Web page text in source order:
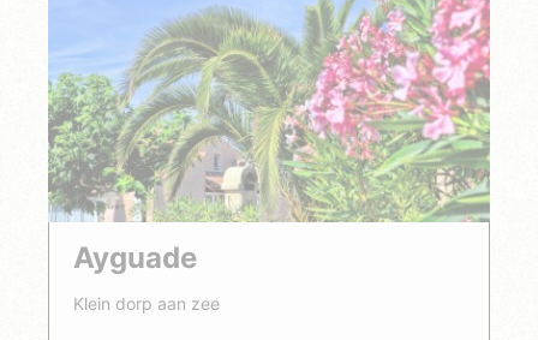
Ayguade
Klein dorp aan zee